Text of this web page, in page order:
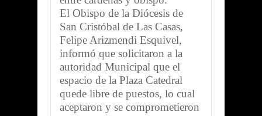
El Obispo de la Diócesis de
San Cristóbal de Las Casas,
Felipe Arizmendi Esquivel,
informó que solicitaron a la
autoridad Municipal que el
espacio de la Plaza Catedral
quede libre de puestos, lo cual
aceptaron y se comprometieron